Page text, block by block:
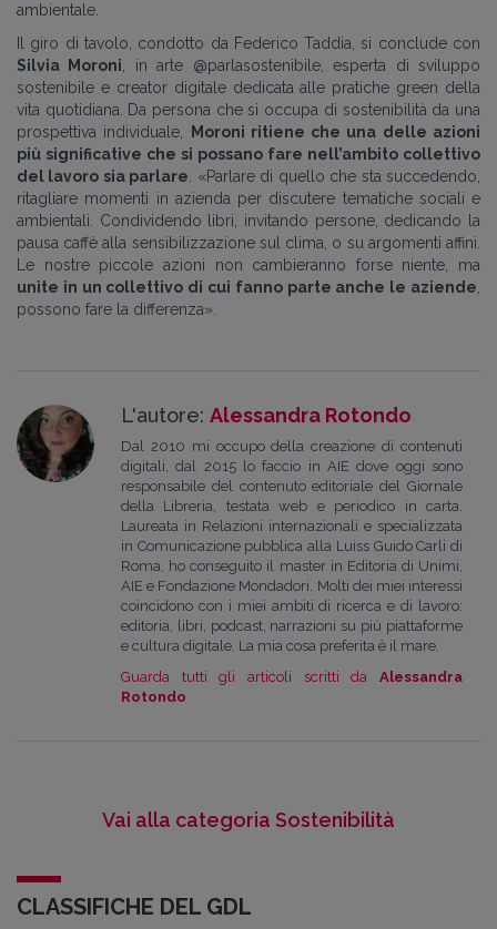
ambientale.
Il giro di tavolo, condotto da Federico Taddia, si conclude con
Silvia Moroni , in arte @parlasostenibile, esperta di sviluppo
sostenibile e creator digitale dedicata alle pratiche green della
vita quotidiana. Da persona che si occupa di sostenibilità da una
prospettiva individuale,
Moroni ritiene che una delle azioni
più significative che si possano fare nell’ambito collettivo
del lavoro sia parlare . «Parlare di quello che sta succedendo,
ritagliare momenti in azienda per discutere tematiche sociali e
ambientali. Condividendo libri, invitando persone, dedicando la
pausa caffè alla sensibilizzazione sul clima, o su argomenti affini.
Le nostre piccole azioni non cambieranno forse niente, ma
unite in un collettivo di cui fanno parte anche le aziende
possono fare la differenza».
L'autore: Alessandra Rotondo
Dal 2010 mi occupo della creazione di contenuti
digitali, dal 2015 lo faccio in AIE dove oggi sono
responsabile del contenuto editoriale del Giornale
della Libreria, testata web e periodico in carta.
Laureata in Relazioni internazionali e specializzata
in Comunicazione pubblica alla Luiss Guido Carli di
Roma, ho conseguito il master in Editoria di Unimi,
AIE e Fondazione Mondadori. Molti dei miei interessi
coincidono con i miei ambiti di ricerca e di lavoro:
editoria, libri, podcast, narrazioni su più piattaforme
e cultura digitale. La mia cosa preferita è il mare.
Guarda tutti gli articoli scritti da Alessandra
Rotondo
Vai alla categoria Sostenibilità
CLASSIFICHE DEL GDL